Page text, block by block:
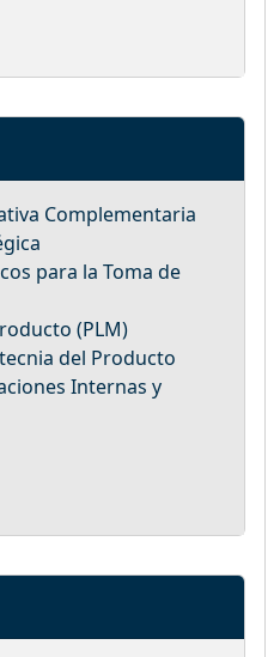
Complementaria
para la Toma de
(PLM)
del Producto
Internas y